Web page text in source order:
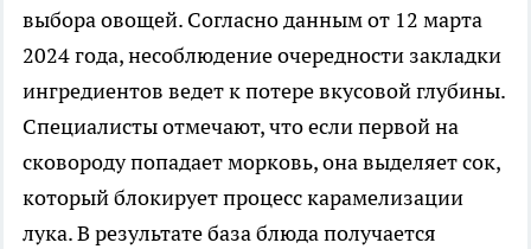
выбора овощей. Согласно данным от 12 марта
2024 года, несоблюдение очередности закладки
ингредиентов ведет к потере вкусовой глубины.
Специалисты отмечают, что если первой на
сковороду попадает морковь, она выделяет сок,
который блокирует процесс карамелизации
лука. В результате база блюда получается